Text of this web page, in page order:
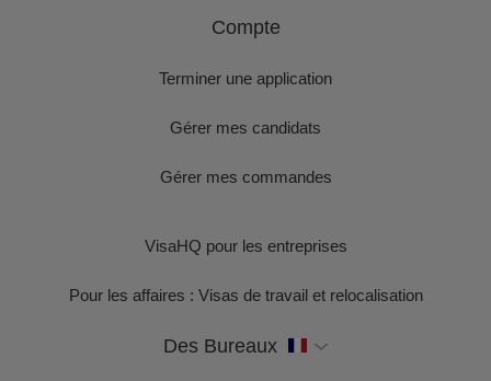
Compte
Terminer une application
Gérer mes candidats
Gérer mes commandes
VisaHQ pour les entreprises
Pour les affaires : Visas de travail et relocalisation
Des Bureaux